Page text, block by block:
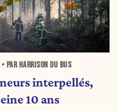
• PAR HARRISON DU BUS
interpellés,
10 ans